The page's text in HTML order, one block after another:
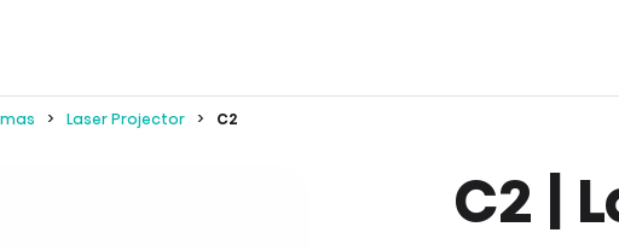
Laser Projector C2
C2 |